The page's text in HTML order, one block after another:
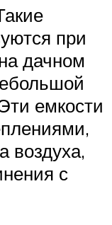
при
дачном
емкости
воздуха,
с